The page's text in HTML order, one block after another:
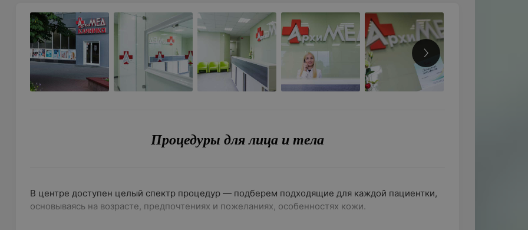
Процедуры для лица и тела
В центре доступен целый спектр процедур — подберем подходящие для каждой пациентки,
основываясь на возрасте, предпочтениях и пожеланиях, особенностях кожи.